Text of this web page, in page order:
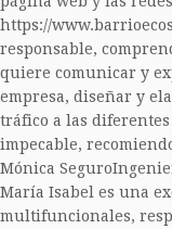
https://
responsable,
quiere comunicar y
empresa, diseñar y
tráfico a las
impecable,
Mónica Seguro
María Isabel es una
multifuncionales,